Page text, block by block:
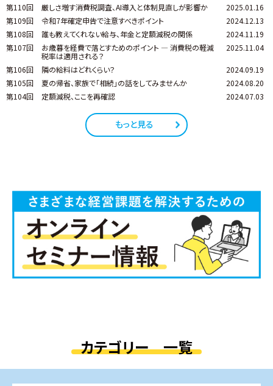
第110回
厳しさ増す消費税調査、AI導入と体制見直しが影響か
2025.01.16
第109回
令和7年確定申告で注意すべきポイント
2024.12.13
第108回
誰も教えてくれない給与、年金と定額減税の関係
2024.11.19
第107回
お歳暮を経費で落とすためのポイント ― 消費税の軽減
税率は適用される？
2025.11.04
第106回 隣の給料はどれくらい？
2024.09.19
第105回
夏の帰省、家族で「相続」の話をしてみませんか
2024.08.20
第104回
定額減税、ここを再確認 2024.07.03
もっと見る
カテゴリー 一覧